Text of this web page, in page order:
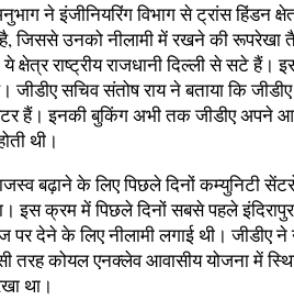
ने इंजीनियरिंग विभाग से ट्रांस हिंडन
जिससे उनको नीलामी में रखने की रूपरेखा
क्षेत्र राष्ट्रीय राजधानी दिल्ली से सटे हैं।
जीडीए सचिव संतोष राय ने बताया कि
हैं। इनकी बुकिंग अभी तक जीडीए अपने
थी।
बढ़ाने के लिए पिछले दिनों कम्युनिटी
इस क्रम में पिछले दिनों सबसे पहले
पर देने के लिए नीलामी लगाई थी। जीडीए
तरह कोयल एनक्लेव आवासीय योजना में
था।